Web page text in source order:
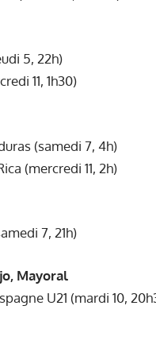
5, 22h)
11, 1h30)
(samedi 7, 4h)
(mercredi 11, 2h)
7, 21h)
Mayoral
U21 (mardi 10,